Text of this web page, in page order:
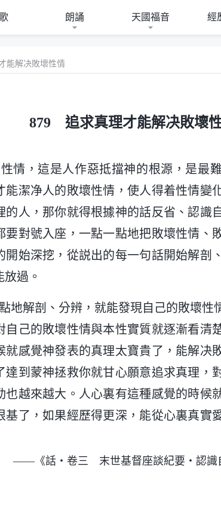
朗誦 天國福音 經
能解决敗壞性情
879 追求真理才能解决敗壞
情，這是人作惡抵擋神的根源，是最
能潔净人的敗壞性情，使人得着性情變
的人，那你就得根據神的話反省、認識
要對號入座，一點一點地把敗壞性情、
開始深挖，從説出的每一句話開始解剖
過。
地解剖、分辨，就能發現自己的敗壞性
自己的敗壞性情與本性實質就逐漸看清
就感覺神發表的真理太寶貴了，能解决
達到蒙神拯救你就甘心願意追求真理，
也越來越大。人心裏有這種感覺的時候
基了，如果經歷得更深，能從心裏真實
——《話・卷三 末世基督座談紀要・認識